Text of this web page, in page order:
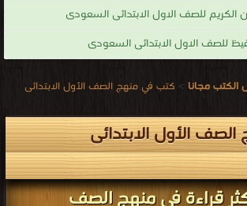
الكريم للصف الاول الابتدائى السعودى
للصف الاول الابتدائى السعودى
الكتب مجانا > كتب في منهج الصف الأول الابتدائى
الأول الابتدائى
قراءة في منهج الصف